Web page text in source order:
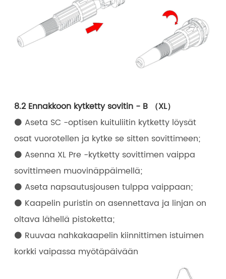
8.2 Ennakkoon kytketty sovitin - B （XL）
⚫ Aseta SC -optisen kuituliitin kytketty löysät
osat vuorotellen ja kytke se sitten sovittimeen;
⚫ Asenna XL Pre -kytketty sovittimen vaippa
sovittimeen muovinäppäimellä;
⚫ Aseta napsautusjousen tulppa vaippaan;
⚫ Kaapelin puristin on asennettava ja linjan on
oltava lähellä pistoketta;
⚫ Ruuvaa nahkakaapelin kiinnittimen istuimen
korkki vaipassa myötäpäivään